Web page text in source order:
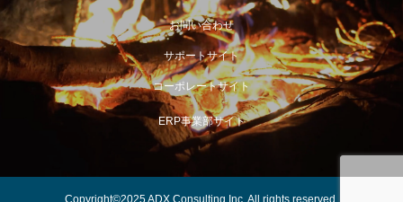
お問い合わせ
サポートサイト
コーポレートサイト
ERP事業部サイト
Copyright©2025 ADX Consulting Inc, All rights reserved.